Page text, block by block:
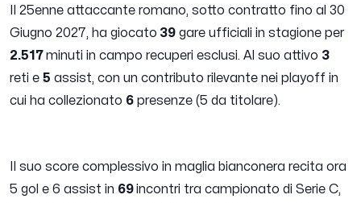
Il 25enne attaccante romano, sotto contratto fino al 30
Giugno 2027, ha giocato 39 gare ufficiali in stagione per
2.517minuti in campo recuperi esclusi. Al suo attivo 3
reti e 5 assist, con un contributo rilevante nei playoff in
cui ha collezionato 6 presenze (5 da titolare).
Il suo score complessivo in maglia bianconera recita ora
5 gol e 6 assist in 69incontri tra campionato di Serie C,